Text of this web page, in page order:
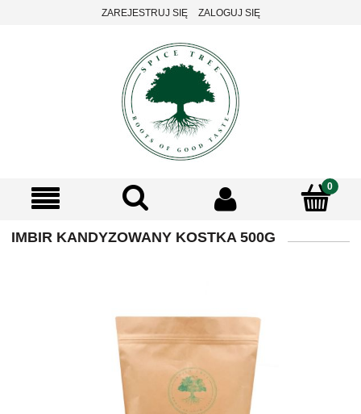
ZAREJESTRUJ SIĘ ZALOGUJ SIĘ
IMBIR KANDYZOWANY KOSTKA 500G